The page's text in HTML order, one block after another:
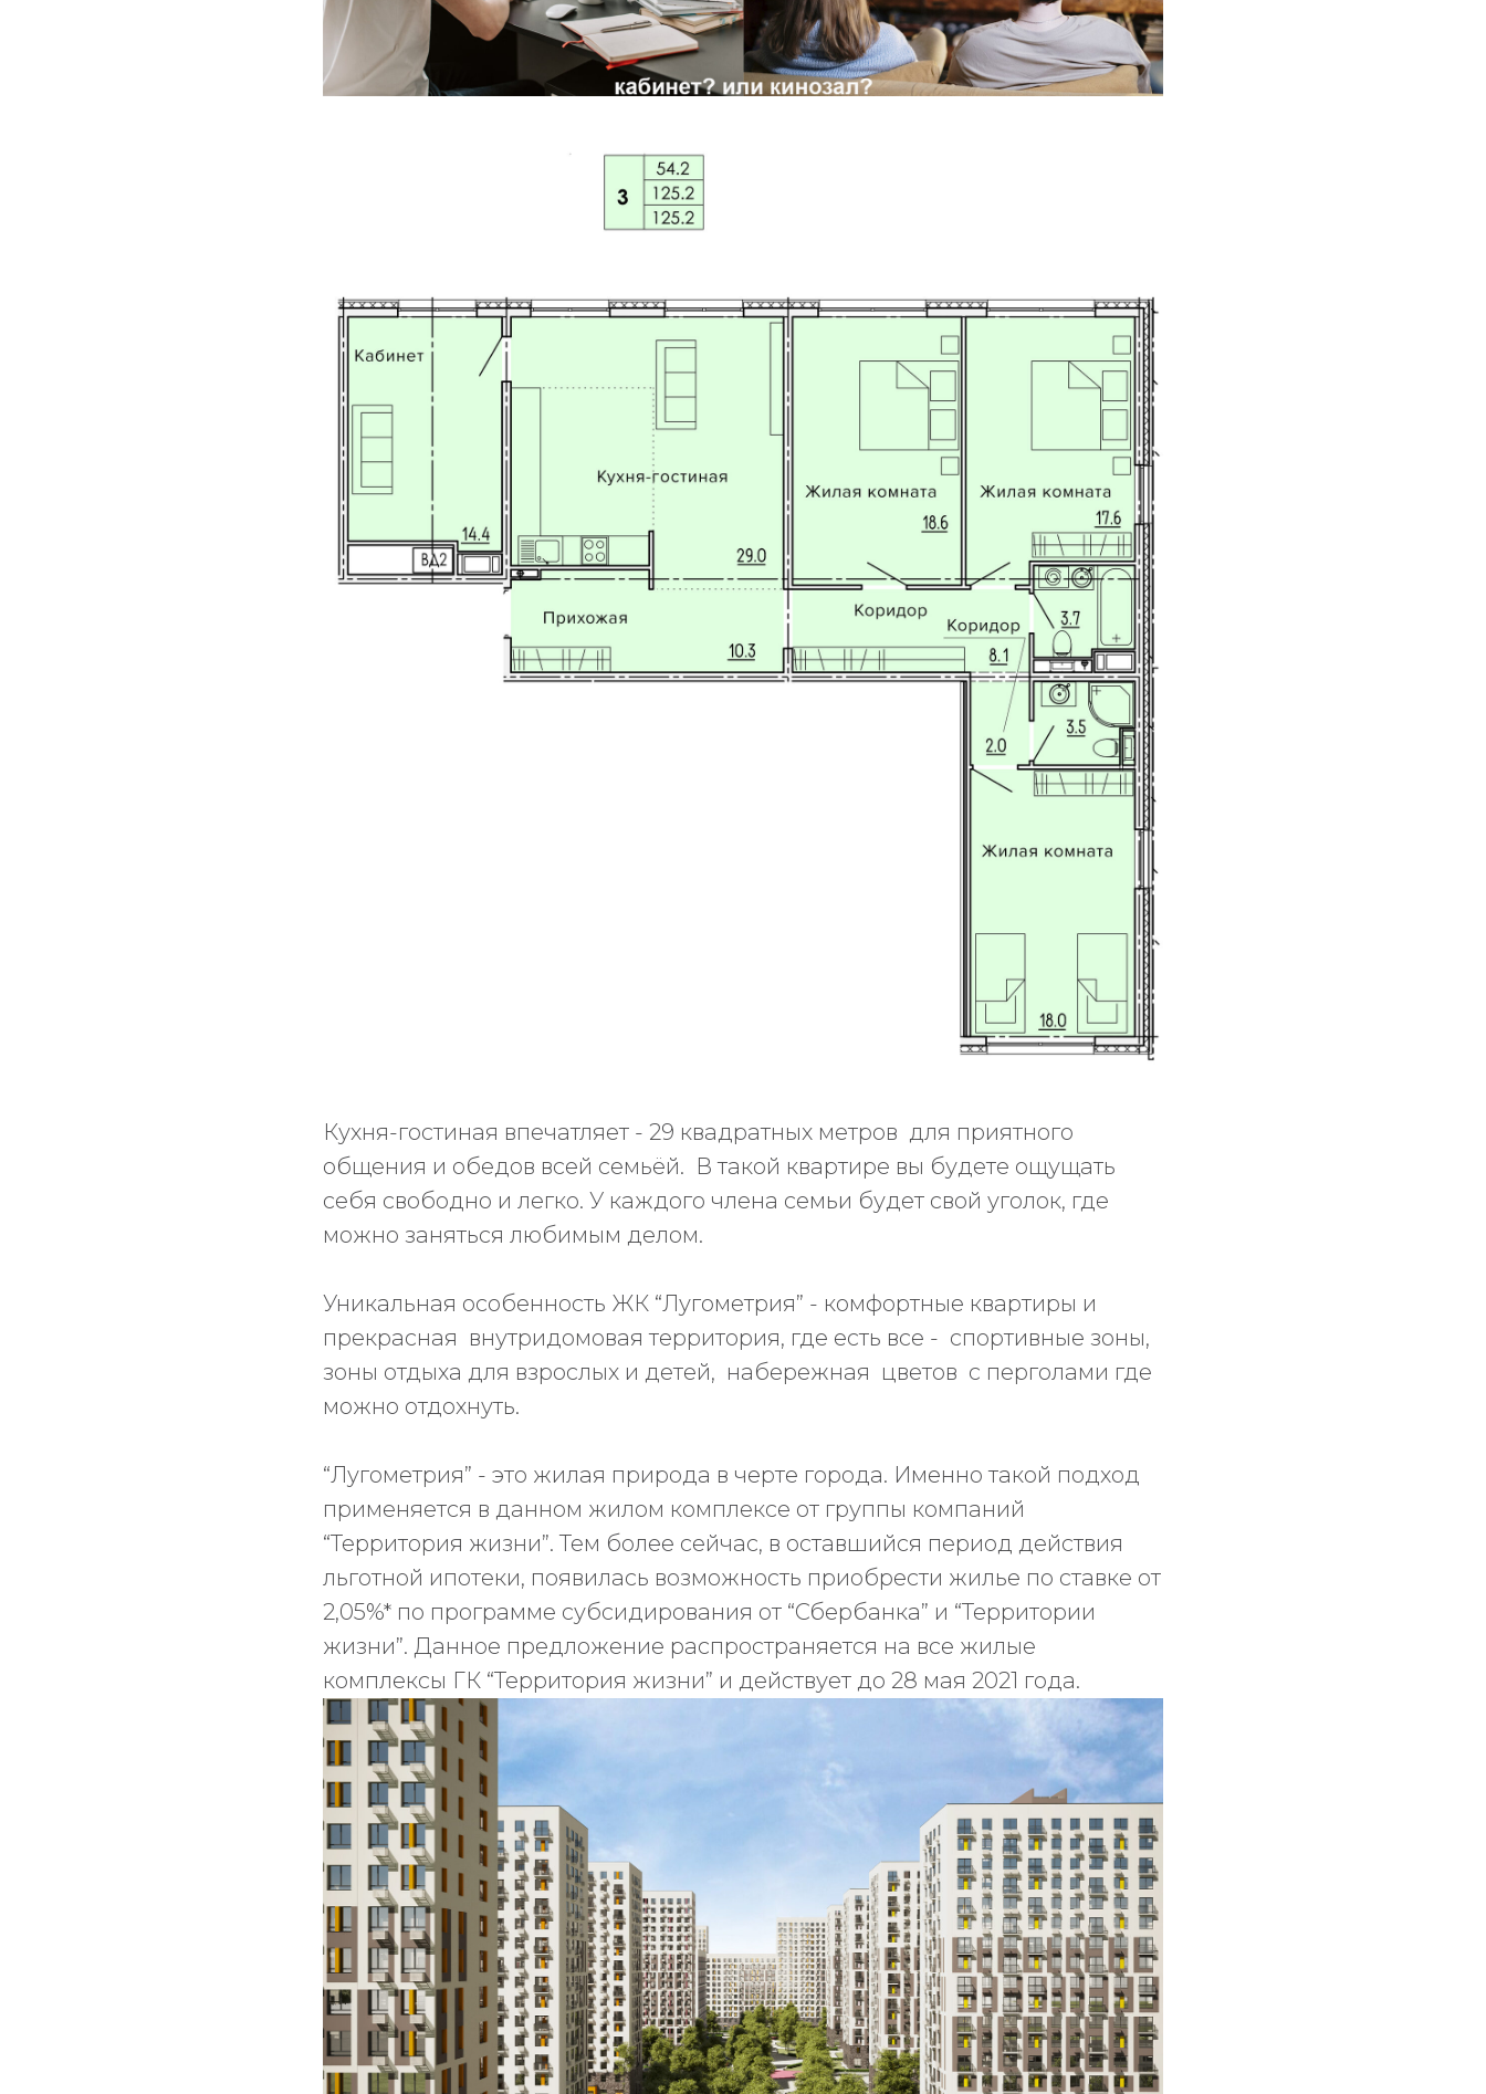
Кухня-гостиная впечатляет - 29 квадратных метров для приятного
общения и обедов всей семьёй. В такой квартире вы будете ощущать
себя свободно и легко. У каждого члена семьи будет свой уголок, где
можно заняться любимым делом.
Уникальная особенность ЖК “Лугометрия” - комфортные квартиры и
прекрасная внутридомовая территория, где есть все - спортивные зоны,
зоны отдыха для взрослых и детей, набережная цветов с перголами где
можно отдохнуть.
“Лугометрия” - это жилая природа в черте города. Именно такой подход
применяется в данном жилом комплексе от группы компаний
“Территория жизни”. Тем более сейчас, в оставшийся период действия
льготной ипотеки, появилась возможность приобрести жилье по ставке от
2,05%* по программе субсидирования от “Сбербанка” и “Территории
жизни”. Данное предложение распространяется на все жилые
комплексы ГК “Территория жизни” и действует до 28 мая 2021 года.